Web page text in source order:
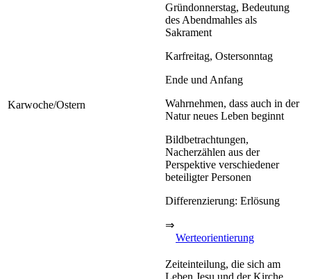
Karwoche/Ostern
Gründonnerstag, Bedeutung
des Abendmahles als
Sakrament
Karfreitag, Ostersonntag
Ende und Anfang
Wahrnehmen, dass auch in der
Natur neues Leben beginnt
Bildbetrachtungen,
Nacherzählen aus der
Perspektive verschiedener
beteiligter Personen
Differenzierung: Erlösung
⇒
Werteorientierung
Zeiteinteilung, die sich am
Leben Jesu und der Kirche